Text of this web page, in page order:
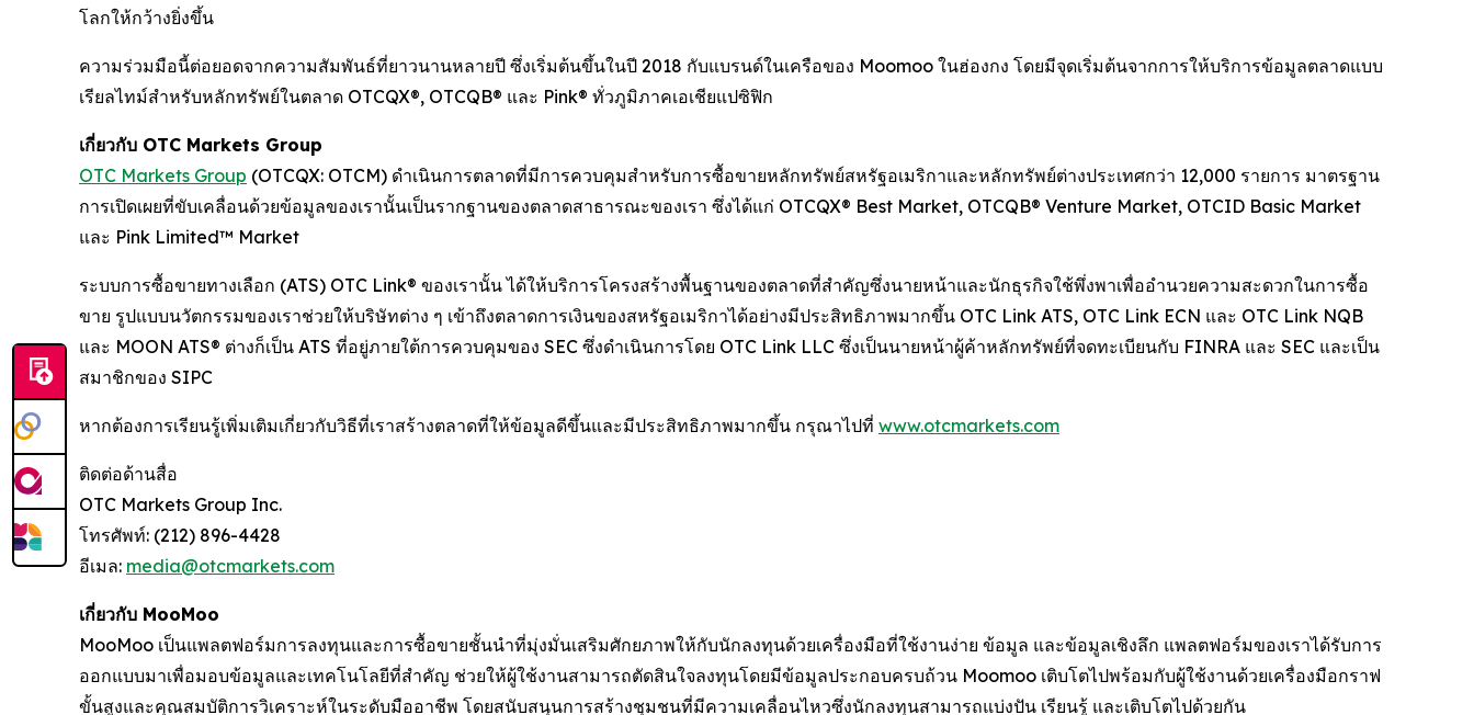
โลกให้กว้างยิ่งขึ้น
ความร่วมมือนี้ต่อยอดจากความสัมพันธ์ที่ยาวนานหลายปี ซึ่งเริ่มต้นขึ้นในปี 2018 กับแบรนด์ในเครือของ Moomoo ในฮ่องกง โดยมีจุดเริ่มต้นจากการให้บริการข้อมูลตลาดแบบ
เรียลไทม์สำหรับหลักทรัพย์ในตลาด OTCQX®, OTCQB® และ Pink® ทั่วภูมิภาคเอเชียแปซิฟิก
เกี่ยวกับ OTC Markets Group
OTC Markets Group (OTCQX: OTCM) ดำเนินการตลาดที่มีการควบคุมสำหรับการซื้อขายหลักทรัพย์สหรัฐอเมริกาและหลักทรัพย์ต่างประเทศกว่า 12,000 รายการ มาตรฐาน
การเปิดเผยที่ขับเคลื่อนด้วยข้อมูลของเรานั้นเป็นรากฐานของตลาดสาธารณะของเรา ซึ่งได้แก่ OTCQX® Best Market, OTCQB® Venture Market, OTCID Basic Market
และ Pink Limited™ Market
ระบบการซื้อขายทางเลือก (ATS) OTC Link® ของเรานั้น ได้ให้บริการโครงสร้างพื้นฐานของตลาดที่สำคัญซึ่งนายหน้าและนักธุรกิจใช้พึ่งพาเพื่ออำนวยความสะดวกในการซื้อ
ขาย รูปแบบนวัตกรรมของเราช่วยให้บริษัทต่าง ๆ เข้าถึงตลาดการเงินของสหรัฐอเมริกาได้อย่างมีประสิทธิภาพมากขึ้น OTC Link ATS, OTC Link ECN และ OTC Link NQB
และ MOON ATS® ต่างก็เป็น ATS ที่อยู่ภายใต้การควบคุมของ SEC ซึ่งดำเนินการโดย OTC Link LLC ซึ่งเป็นนายหน้าผู้ค้าหลักทรัพย์ที่จดทะเบียนกับ FINRA และ SEC และเป็น
สมาชิกของ SIPC
หากต้องการเรียนรู้เพิ่มเติมเกี่ยวกับวิธีที่เราสร้างตลาดที่ให้ข้อมูลดีขึ้นและมีประสิทธิภาพมากขึ้น กรุณาไปที่ www.otcmarkets.com
ติดต่อด้านสื่อ
OTC Markets Group Inc.
โทรศัพท์: (212) 896-4428
อีเมล: media@otcmarkets.com
เกี่ยวกับ MooMoo
MooMoo เป็นแพลตฟอร์มการลงทุนและการซื้อขายชั้นนำที่มุ่งมั่นเสริมศักยภาพให้กับนักลงทุนด้วยเครื่องมือที่ใช้งานง่าย ข้อมูล และข้อมูลเชิงลึก แพลตฟอร์มของเราได้รับการ
ออกแบบมาเพื่อมอบข้อมูลและเทคโนโลยีที่สำคัญ ช่วยให้ผู้ใช้งานสามารถตัดสินใจลงทุนโดยมีข้อมูลประกอบครบถ้วน Moomoo เติบโตไปพร้อมกับผู้ใช้งานด้วยเครื่องมือกราฟ
ขั้นสูงและคุณสมบัติการวิเคราะห์ในระดับมืออาชีพ โดยสนับสนุนการสร้างชุมชนที่มีความเคลื่อนไหวซึ่งนักลงทุนสามารถแบ่งปัน เรียนรู้ และเติบโตไปด้วยกัน